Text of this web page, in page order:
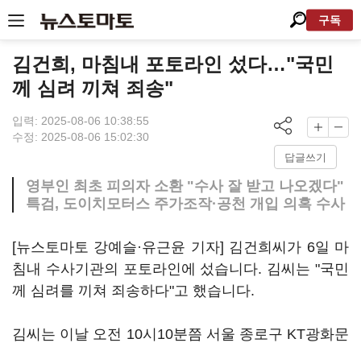
구독
김건희, 마침내 포토라인 섰다…"국민
께 심려 끼쳐 죄송"
입력: 2025-08-06 10:38:55
수정: 2025-08-06 15:02:30
답글쓰기
영부인 최초 피의자 소환 "수사 잘 받고 나오겠다"
특검, 도이치모터스 주가조작·공천 개입 의혹 수사
[뉴스토마토 강예슬·유근윤 기자] 김건희씨가 6일 마
침내 수사기관의 포토라인에 섰습니다. 김씨는 "국민
께 심려를 끼쳐 죄송하다"고 했습니다.
김씨는 이날 오전 10시10분쯤 서울 종로구 KT광화문